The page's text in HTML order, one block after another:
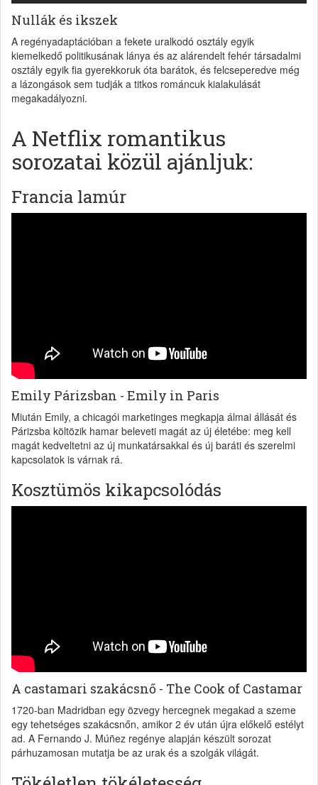
Nullák és ikszek
A regényadaptációban a fekete uralkodó osztály egyik
kiemelkedő politikusának lánya és az alárendelt fehér társadalmi
osztály egyik fia gyerekkoruk óta barátok, és felcseperedve még
a lázongások sem tudják a titkos románcuk kialakulását
megakadályozni.
A Netflix romantikus
sorozatai közül ajánljuk:
Francia lamúr
Emily Párizsban - Emily in Paris
Miután Emily, a chicagói marketinges megkapja álmai állását és
Párizsba költözik hamar beleveti magát az új életébe: meg kell
magát kedveltetni az új munkatársakkal és új baráti és szerelmi
kapcsolatok is várnak rá.
Kosztümös kikapcsolódás
A castamari szakácsnő - The Cook of Castamar
1720-ban Madridban egy özvegy hercegnek megakad a szeme
egy tehetséges szakácsnőn, amikor 2 év után újra előkelő estélyt
ad. A Fernando J. Múñez regénye alapján készült sorozat
párhuzamosan mutatja be az urak és a szolgák világát.